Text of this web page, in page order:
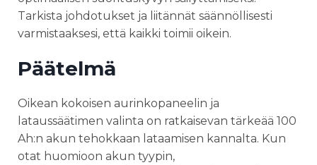
Tarkista johdotukset ja liitännät säännöllisesti
varmistaaksesi, että kaikki toimii oikein.
Päätelmä
Oikean kokoisen aurinkopaneelin ja
lataussäätimen valinta on ratkaisevan tärkeää 100
Ah:n akun tehokkaan lataamisen kannalta. Kun
otat huomioon akun tyypin,